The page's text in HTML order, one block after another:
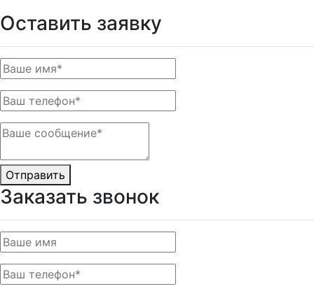
Оставить заявку
Отправить
Заказать звонок